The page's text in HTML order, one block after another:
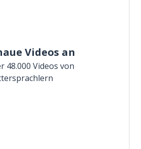
Videos an
48.000 Videos von